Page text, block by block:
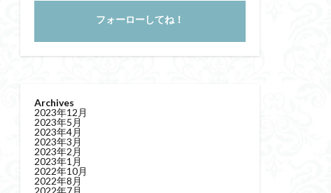
フォーローしてね！
Archives
2023年12月
2023年5月
2023年4月
2023年3月
2023年2月
2023年1月
2022年10月
2022年8月
2022年7月